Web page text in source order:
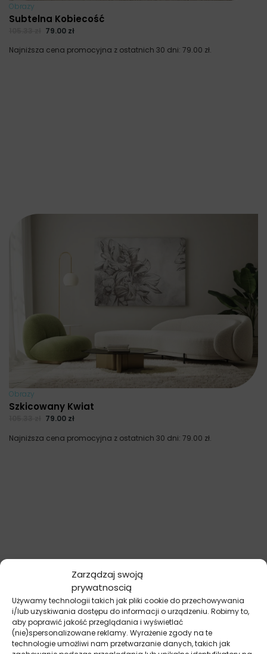
Zarządzaj swoją
prywatnoscią
Używamy technologii takich jak pliki cookie do przechowywania
i/lub uzyskiwania dostępu do informacji o urządzeniu. Robimy to,
aby poprawić jakość przeglądania i wyświetlać
(nie)spersonalizowane reklamy. Wyrażenie zgody na te
technologie umożliwi nam przetwarzanie danych, takich jak
Obrazy
Subtelna Kobiecość
79.00 zł
Najniższa cena promocyjna z ostatnich 30 dni: 79.00 zł.
Obrazy
Szkicowany Kwiat
79.00 zł
Najniższa cena promocyjna z ostatnich 30 dni: 79.00 zł.